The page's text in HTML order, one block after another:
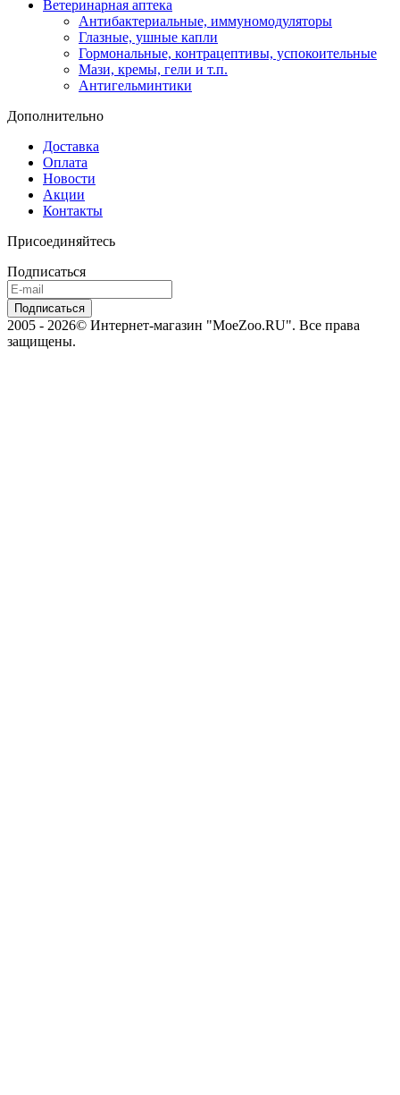
Ветеринарная аптека
Антибактериальные, иммуномодуляторы
Глазные, ушные капли
Гормональные, контрацептивы, успокоительные
Мази, кремы, гели и т.п.
Антигельминтики
Дополнительно
Доставка
Оплата
Новости
Акции
Контакты
Присоединяйтесь
Подписаться
2005 - 2026© Интернет-магазин "MoeZoo.RU". Все права
защищены.